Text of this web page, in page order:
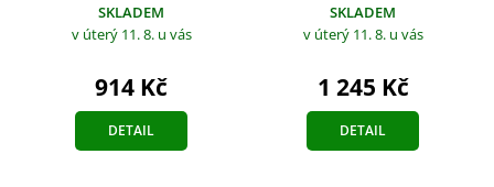
SKLADEM
v úterý 11. 8. u vás
914 Kč
DETAIL
SKLADEM
v úterý 11. 8. u vás
1 245 Kč
DETAIL